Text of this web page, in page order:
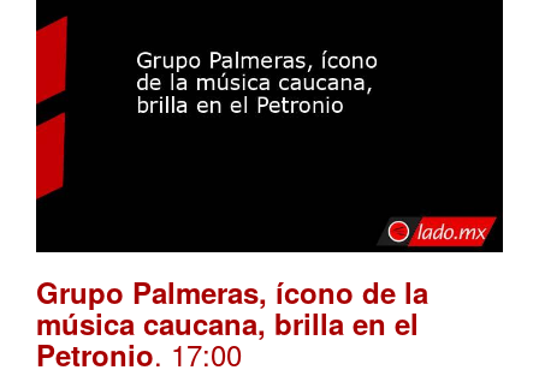
Grupo Palmeras, ícono de la
música caucana, brilla en el
Petronio. 17:00